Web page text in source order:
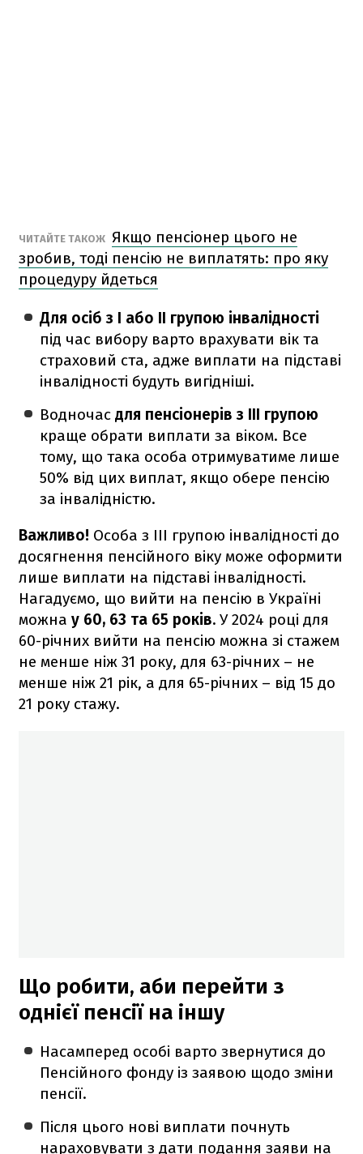
ЧИТАЙТЕ ТАКОЖ Якщо пенсіонер цього не
зробив, тоді пенсію не виплатять: про яку
процедуру йдеться
Для осіб з І або ІІ групою інвалідності
під час вибору варто врахувати вік та
страховий ста, адже виплати на підставі
інвалідності будуть вигідніші.
Водночасдля пенсіонерів з ІІІ групою
краще обрати виплати за віком. Все
тому, що така особа отримуватиме лише
50% від цих виплат, якщо обере пенсію
за інвалідністю.
Важливо! Особа з ІІІ групою інвалідності до
досягнення пенсійного віку може оформити
лише виплати на підставі інвалідності.
Нагадуємо, що вийти на пенсію в Україні
можна у 60, 63 та 65 років. У 2024 році для
60-річних вийти на пенсію можна зі стажем
не менше ніж 31 року, для 63-річних – не
менше ніж 21 рік, а для 65-річних – від 15 до
21 року стажу.
Що робити, аби перейти з
однієї пенсії на іншу
Насамперед особі варто звернутися до
Пенсійного фонду із заявою щодо зміни
пенсії.
Після цього нові виплати почнуть
нараховувати з дати подання заяви на